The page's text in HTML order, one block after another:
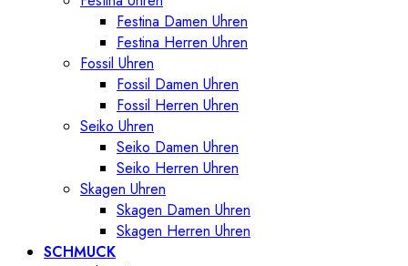
Festina Damen Uhren
Festina Herren Uhren
Fossil Uhren
Fossil Damen Uhren
Fossil Herren Uhren
Seiko Uhren
Seiko Damen Uhren
Seiko Herren Uhren
Skagen Uhren
Skagen Damen Uhren
Skagen Herren Uhren
SCHMUCK